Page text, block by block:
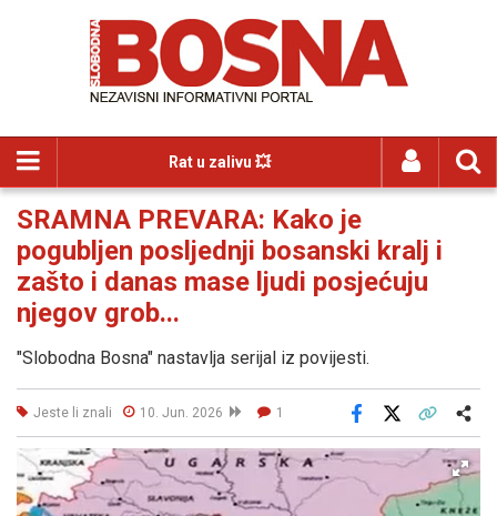
Rat u zalivu 💥
SRAMNA PREVARA: Kako je
pogubljen posljednji bosanski kralj i
zašto i danas mase ljudi posjećuju
njegov grob...
"Slobodna Bosna" nastavlja serijal iz povijesti.
Jeste li znali 10. Jun. 2026 1
Facebook